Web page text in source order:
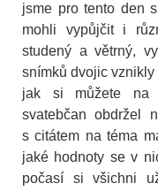
jsme pro tento den
mohli vypůjčit i
studený a větrný,
snímků dvojic
jak si můžete na
svatebčan obdržel
s citátem na téma
jaké hodnoty se v
počasí si všichni